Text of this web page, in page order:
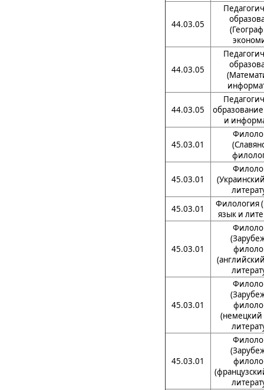
44.03.05
44.03.05
44.03.05
и
45.03.01
45.03.01
45.03.01
Филология
язык и
45.03.01
45.03.01
(немецкий
45.03.01